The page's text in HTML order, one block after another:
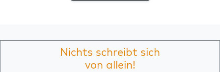
Nichts schreibt sich
von allein!